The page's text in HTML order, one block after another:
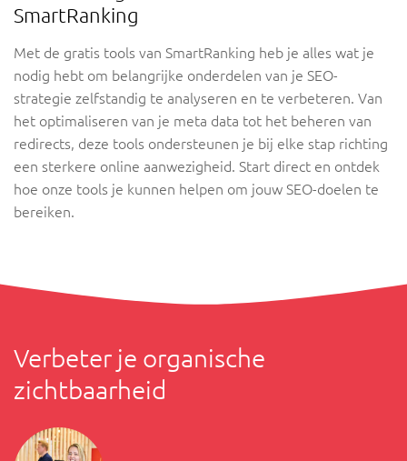
SmartRanking
Met de gratis tools van SmartRanking heb je alles wat je
nodig hebt om belangrijke onderdelen van je SEO-
strategie zelfstandig te analyseren en te verbeteren. Van
het optimaliseren van je meta data tot het beheren van
redirects, deze tools ondersteunen je bij elke stap richting
een sterkere online aanwezigheid. Start direct en ontdek
hoe onze tools je kunnen helpen om jouw SEO-doelen te
bereiken.
Verbeter je organische
zichtbaarheid